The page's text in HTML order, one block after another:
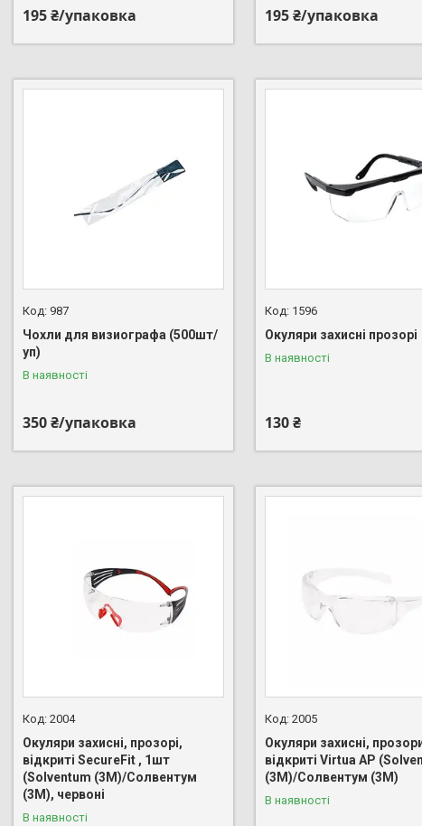
195 ₴/упаковка 195 ₴/упаковка
987
Чохли для визиографа (500шт/
уп)
В наявності
350 ₴/упаковка
1596
Окуляри захисні прозорі
В наявності
130 ₴
2004
Окуляри захисні, прозорі,
відкриті SecureFit , 1шт
(Solventum (3M)/Солвентум
(3М), червоні
В наявності
2005
Окуляри захисні,
відкриті Virtua AP
(3M)/Солвентум (3М)
В наявності